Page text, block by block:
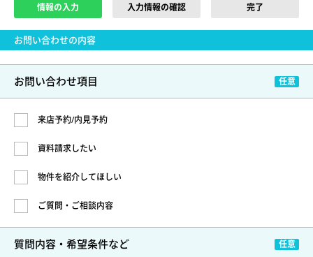
情報の入力
入力情報の確認
完了
お問い合わせの内容
お問い合わせ項目
来店予約/内見予約
資料請求したい
物件を紹介してほしい
ご質問・ご相談内容
質問内容・希望条件など